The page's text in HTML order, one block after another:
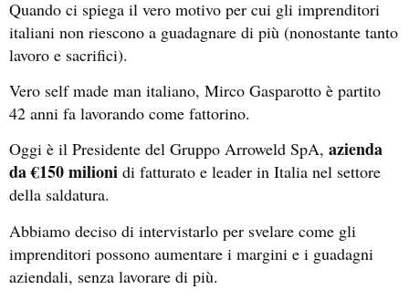
Quando ci spiega il vero motivo per cui gli imprenditori
italiani non riescono a guadagnare di più (nonostante tanto
lavoro e sacrifici).
Vero self made man italiano, Mirco Gasparotto è partito
42 anni fa lavorando come fattorino.
Oggi è il Presidente del Gruppo Arroweld SpA, azienda
da €150 milioni di fatturato e leader in Italia nel settore
della saldatura.
Abbiamo deciso di intervistarlo per svelare come gli
imprenditori possono aumentare i margini e i guadagni
aziendali, senza lavorare di più.